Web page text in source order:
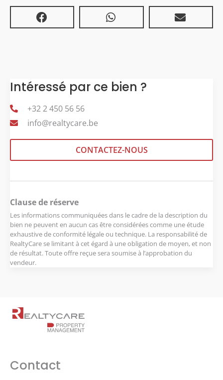
Intéressé par ce bien ?
+32 2 450 56 56
info@realtycare.be
CONTACTEZ-NOUS
Clause de réserve
Les informations communiquées dans le cadre de la description du
bien ne peuvent en aucun cas être considérées comme une étude
exhaustive de conformité légale ou technique. La responsabilité de
RealtyCare se limitant à cet égard à une obligation de moyen, et non
de résultat. Toute offre reçue sera soumise à l’approbation du
vendeur.
Contact